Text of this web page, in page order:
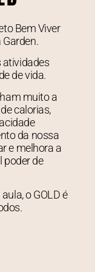
Bem Viver
Garden.
atividades
de vida.
muito a
calorias,
da nossa
e melhora a
poder de
o GOLD é